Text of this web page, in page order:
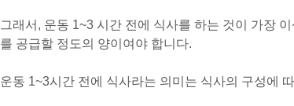
그래서, 운동 1~3 시간 전에 식사를 하는 것이 가장
를 공급할 정도의 양이여야 합니다.
운동 1~3시간 전에 식사라는 의미는 식사의 구성에